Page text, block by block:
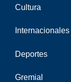
Cultura
Internacionales
Deportes
Gremial